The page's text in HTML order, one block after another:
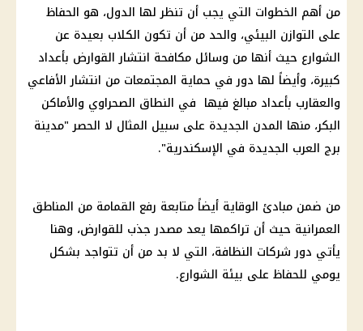
من أهم الخطوات التي يجب أن تنظر لها الدول، هو الحفاظ
على التوازن البيئي، والحد من أن تكون الكلاب بعيدة عن
الشوارع حيث أنها من وسائل مكافحة انتشار القوارض بأعداد
كبيرة، وأيضاً لها دور في حماية المجتمعات من انتشار الأفاعي
والعقارب بأعداد مبالغ فيها في النطاق الصحراوي والأماكن
البكر، منها المدن الجديدة على سبيل المثال لا الحصر "مدينة
برج العرب الجديدة في الإسكندرية".
من ضمن مبادئ الوقاية أيضاً متابعة رفع القمامة من المناطق
العمرانية حيث أن تراكمها يعد مصدر جذب للقوارض، وهنا
يأتي دور شركات النظافة، التي لا بد من أن تتواجد بشكل
يومي للحفاظ على بيئة الشوارع.